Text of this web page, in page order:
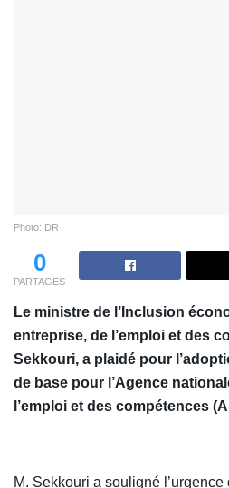
Photo: DR
0
PARTAGES
Le ministre de l’Inclusion
entreprise, de l’emploi et des
Sekkouri, a plaidé pour
de base pour l’Agence
l’emploi et des compétences
M. Sekkouri a souligné